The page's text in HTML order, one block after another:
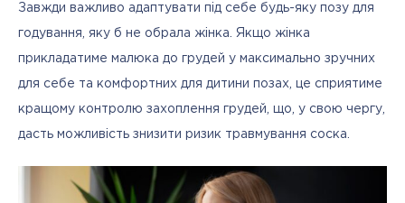
Завжди важливо адаптувати під себе будь-яку позу для
годування, яку б не обрала жінка. Якщо жінка
прикладатиме малюка до грудей у максимально зручних
для себе та комфортних для дитини позах, це сприятиме
кращому контролю захоплення грудей, що, у свою чергу,
дасть можливість знизити ризик травмування соска.